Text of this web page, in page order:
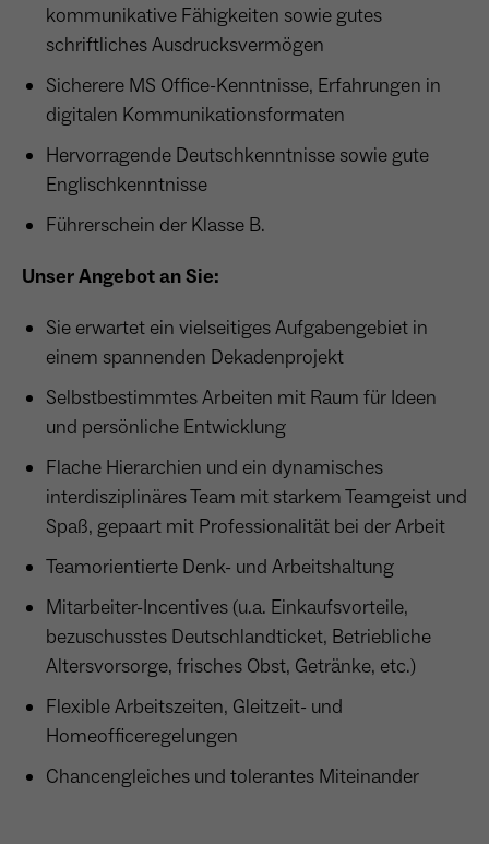
kommunikative Fähigkeiten sowie gutes
schriftliches Ausdrucksvermögen
Sicherere MS Office-Kenntnisse, Erfahrungen in
digitalen Kommunikationsformaten
Hervorragende Deutschkenntnisse sowie gute
Englischkenntnisse
Führerschein der Klasse B.
Unser Angebot an Sie:
Sie erwartet ein vielseitiges Aufgabengebiet in
einem spannenden Dekadenprojekt
Selbstbestimmtes Arbeiten mit Raum für Ideen
und persönliche Entwicklung
Flache Hierarchien und ein dynamisches
interdisziplinäres Team mit starkem Teamgeist und
Spaß, gepaart mit Professionalität bei der Arbeit
Teamorientierte Denk- und Arbeitshaltung
Mitarbeiter-Incentives (u.a. Einkaufsvorteile,
bezuschusstes Deutschlandticket, Betriebliche
Altersvorsorge, frisches Obst, Getränke, etc.)
Flexible Arbeitszeiten, Gleitzeit- und
Homeofficeregelungen
Chancengleiches und tolerantes Miteinander